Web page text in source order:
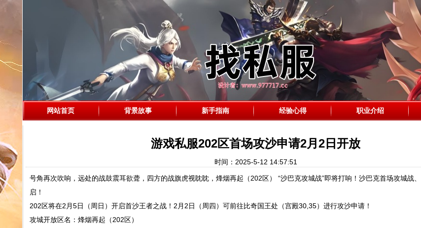
网站首页 背景故事 新手指南 经验心得 职业介绍
游戏私服202区首场攻沙申请2月2日开放
时间：2025-5-12 14:57:51
号角再次吹响，远处的战鼓震耳欲聋，四方的战旗虎视眈眈，烽烟再起（202区） “沙巴克攻城战”即将打响！沙巴克首场攻城战
启！
202区将在2月5日（周日）开启首沙王者之战！2月2日（周四）可前往比奇国王处（宫殿30,35）进行攻沙申请！
攻城开放区名：烽烟再起（202区）